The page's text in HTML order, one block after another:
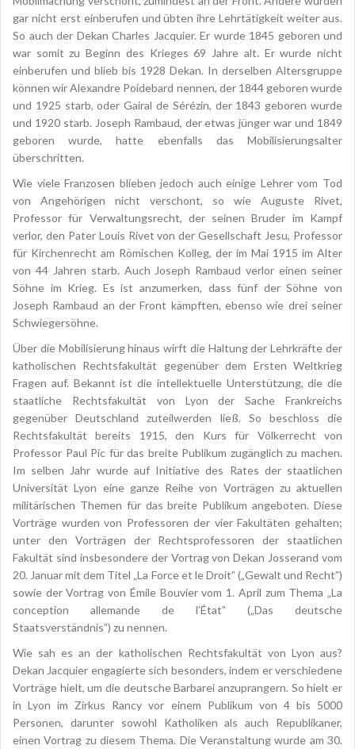
gar nicht erst einberufen und übten ihre Lehrtätigkeit weiter aus.
So auch der Dekan Charles Jacquier. Er wurde 1845 geboren und
war somit zu Beginn des Krieges 69 Jahre alt. Er wurde nicht
einberufen und blieb bis 1928 Dekan. In derselben Altersgruppe
können wir Alexandre Poidebard nennen, der 1844 geboren wurde
und 1925 starb, oder Gairal de Sérézin, der 1843 geboren wurde
und 1920 starb. Joseph Rambaud, der etwas jünger war und 1849
geboren wurde, hatte ebenfalls das Mobilisierungsalter
überschritten.
Wie viele Franzosen blieben jedoch auch einige Lehrer vom Tod
von Angehörigen nicht verschont, so wie Auguste Rivet,
Professor für Verwaltungsrecht, der seinen Bruder im Kampf
verlor, den Pater Louis Rivet von der Gesellschaft Jesu, Professor
für Kirchenrecht am Römischen Kolleg, der im Mai 1915 im Alter
von 44 Jahren starb. Auch Joseph Rambaud verlor einen seiner
Söhne im Krieg. Es ist anzumerken, dass fünf der Söhne von
Joseph Rambaud an der Front kämpften, ebenso wie drei seiner
Schwiegersöhne.
Über die Mobilisierung hinaus wirft die Haltung der Lehrkräfte der
katholischen Rechtsfakultät gegenüber dem Ersten Weltkrieg
Fragen auf. Bekannt ist die intellektuelle Unterstützung, die die
staatliche Rechtsfakultät von Lyon der Sache Frankreichs
gegenüber Deutschland zuteilwerden ließ. So beschloss die
Rechtsfakultät bereits 1915, den Kurs für Völkerrecht von
Professor Paul Pic für das breite Publikum zugänglich zu machen.
Im selben Jahr wurde auf Initiative des Rates der staatlichen
Universität Lyon eine ganze Reihe von Vorträgen zu aktuellen
militärischen Themen für das breite Publikum angeboten. Diese
Vorträge wurden von Professoren der vier Fakultäten gehalten;
unter den Vorträgen der Rechtsprofessoren der staatlichen
Fakultät sind insbesondere der Vortrag von Dekan Josserand vom
20. Januar mit dem Titel „La Force et le Droit” („Gewalt und Recht”)
sowie der Vortrag von Émile Bouvier vom 1. April zum Thema „La
conception allemande de l’État” („Das deutsche
Staatsverständnis”) zu nennen.
Wie sah es an der katholischen Rechtsfakultät von Lyon aus?
Dekan Jacquier engagierte sich besonders, indem er verschiedene
Vorträge hielt, um die deutsche Barbarei anzuprangern. So hielt er
in Lyon im Zirkus Rancy vor einem Publikum von 4 bis 5000
Personen, darunter sowohl Katholiken als auch Republikaner,
einen Vortrag zu diesem Thema. Die Veranstaltung wurde am 30.